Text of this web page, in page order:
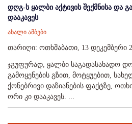
დღგ-ს ყალბი აქტივის შექმნისა და
დააკავეს
ახალი ამბები
თარიღი: ოთხშაბათი, 13 დეკემბერი
ჯგუფურად, ყალბი საგადასახადო
გამოყენების გზით, მოტყუებით,
ქონებრივი დაზიანების ფაქტზე,
ორი კი დააკავეს. ...